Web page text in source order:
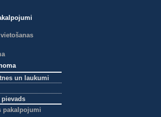
un laukumi
pievads
pakalpojumi